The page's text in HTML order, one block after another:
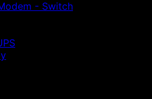
- Switch